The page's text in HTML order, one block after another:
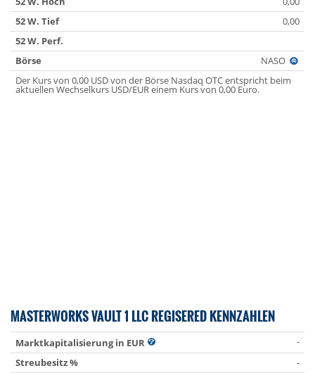
52 W. Tief
0,00
52 W. Perf.
Börse
NASO
Der Kurs von 0,00 USD von der Börse Nasdaq OTC entspricht beim
aktuellen Wechselkurs USD/EUR einem Kurs von 0,00 Euro.
MASTERWORKS VAULT 1 LLC REGISERED KENNZAHLEN
Marktkapitalisierung in EUR
-
Streubesitz %
-